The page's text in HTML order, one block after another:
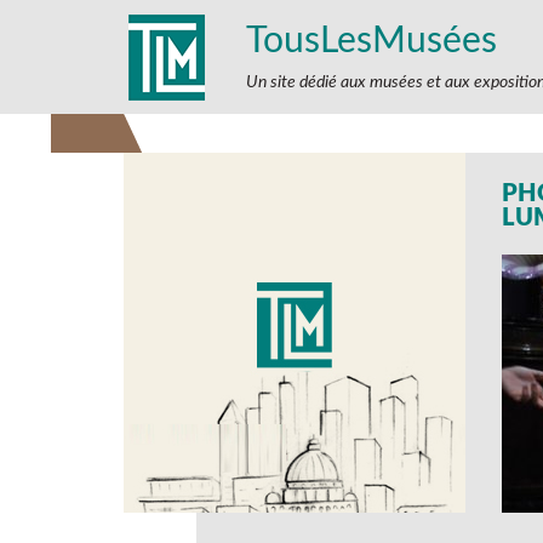
TousLesMusées
Un site dédié aux musées et aux